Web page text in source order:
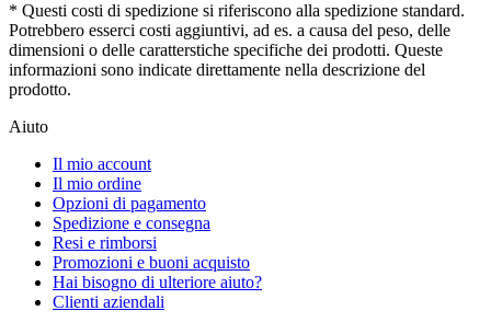
* Questi costi di spedizione si riferiscono alla spedizione standard.
Potrebbero esserci costi aggiuntivi, ad es. a causa del peso, delle
dimensioni o delle caratterstiche specifiche dei prodotti. Queste
informazioni sono indicate direttamente nella descrizione del
prodotto.
Aiuto
Il mio account
Il mio ordine
Opzioni di pagamento
Spedizione e consegna
Resi e rimborsi
Promozioni e buoni acquisto
Hai bisogno di ulteriore aiuto?
Clienti aziendali